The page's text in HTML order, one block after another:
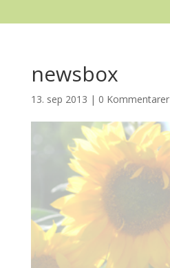
newsbox
13. sep 2013 | 0 Kommentarer